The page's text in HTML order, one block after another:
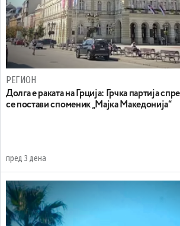
РЕГИОН
Долга е раката на Грција: Грчка партија
се постави споменик „Мајка Македонија“
пред 3 дена